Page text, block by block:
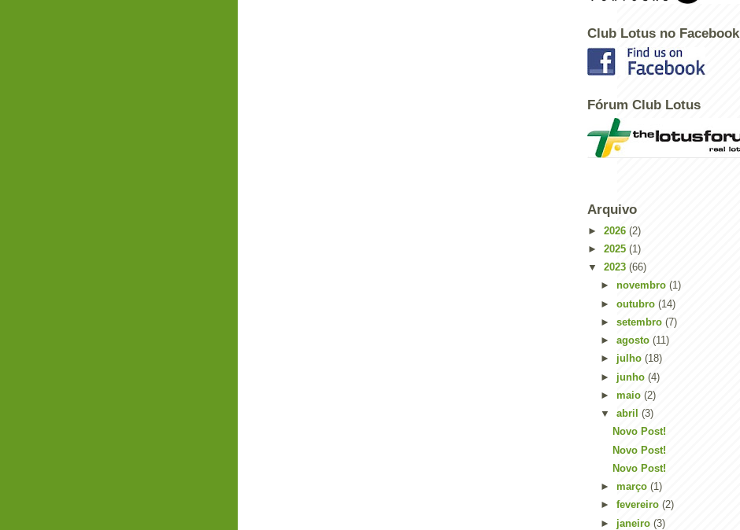
Club Lotus no Facebook
Fórum Club Lotus
Arquivo
► 2026 (2)
► 2025 (1)
▼ 2023 (66)
► novembro (1)
► outubro (14)
► setembro (7)
► agosto (11)
► julho (18)
► junho (4)
► maio (2)
▼ abril (3)
Novo Post!
Novo Post!
Novo Post!
► março (1)
► fevereiro (2)
► janeiro (3)